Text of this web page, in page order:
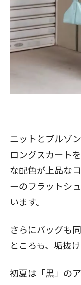
ニットとブルゾ
ロングスカート
な配色が上品な
ーのフラットシ
います。
さらにバッグも
ところも、垢抜
初夏は「黒」の